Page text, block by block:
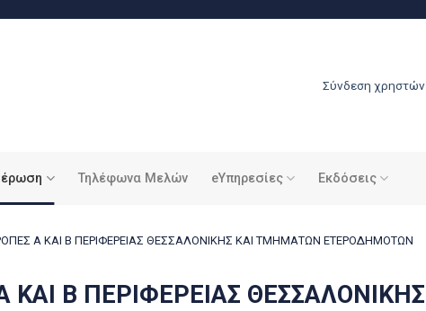
Σύνδεση χρηστών
Τηλέφωνα Μελών eΥπηρεσίες Εκδόσεις
Α ΚΑΙ Β ΠΕΡΙΦΕΡΕΙΑΣ ΘΕΣΣΑΛΟΝΙΚΗΣ ΚΑΙ ΤΜΗΜΑΤΩΝ ΕΤΕΡΟΔΗΜΟΤΩΝ
ΚΑΙ Β ΠΕΡΙΦΕΡΕΙΑΣ ΘΕΣΣΑΛΟΝΙΚΗΣ